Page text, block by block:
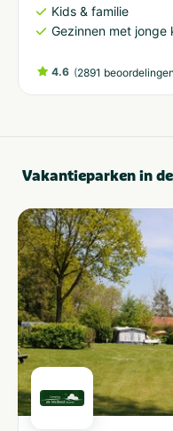
Kids & familie
Gezinnen met jonge
4.6 (2891 beoordelingen
Vakantieparken in